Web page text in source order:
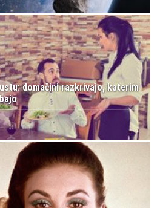
domačini razkrivajo, katerim